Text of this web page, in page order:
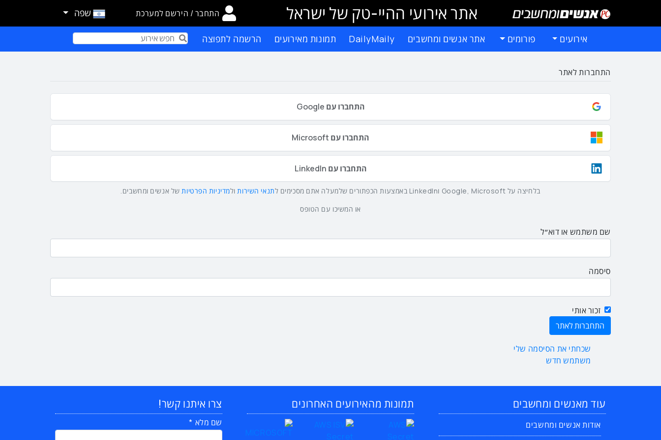
אתר אירועי ההיי-טק של ישראל התחבר / הירשם למערכת שפה
אירועים פורומים אתר אנשים ומחשבים DailyMaily תמונות מאירועים הרשמה לתפוצה Term
התחברות לאתר
התחברו עם Google
התחברו עם Microsoft
התחברו עם LinkedIn
בלחיצה על Google, Microsoft וLinkedIn באמצעות הכפתורים שלמעלה אתם מסכימים ל תנאי השירותולמדיניות הפרטיותשל אנשים ומחשבים.
או המשיכו עם הטופס
שם משתמש או דוא״ל
סיסמה
זכור אותי
שכחתי את הסיסמה שלי
משתמש חדש
עוד מאנשים ומחשבים
אודות אנשים ומחשבים
תמונות מהאירועים האחרונים צרו איתנו קשר!
שם מלא